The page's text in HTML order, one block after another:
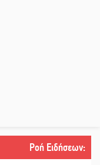
Ροή Ειδήσεων: